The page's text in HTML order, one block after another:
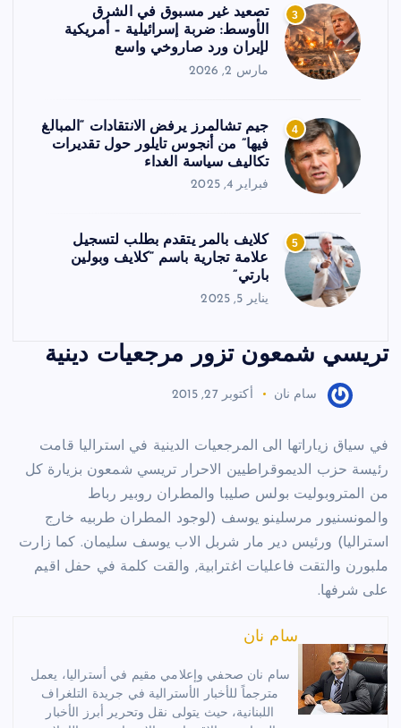
3
تصعيد غير مسبوق في الشرق
الأوسط: ضربة إسرائيلية – أمريكية
لإيران ورد صاروخي واسع
مارس 2, 2026
4
جيم تشالمرز يرفض الانتقادات “المبالغ
فيها” من أنجوس تايلور حول تقديرات
تكاليف سياسة الغداء
فبراير 4, 2025
5
كلايف بالمر يتقدم بطلب لتسجيل
علامة تجارية باسم “كلايف وبولين
بارتي”
يناير 5, 2025
تريسي شمعون تزور مرجعيات دينية
سام نان أكتوبر 27, 2015
في سياق زياراتها الى المرجعيات الدينية في استراليا قامت
رئيسة حزب الديموقراطيين الاحرار تريسي شمعون بزيارة كل
من المتروبوليت بولس صليبا والمطران روبير رباط
والمونسنيور مرسلينو يوسف (لوجود المطران طربيه خارج
استراليا) ورئيس دير مار شربل الاب يوسف سليمان. كما زارت
ملبورن والتقت فاعليات اغترابية, والقت كلمة في حفل اقيم
على شرفها.
سام نان
سام نان صحفي وإعلامي مقيم في أستراليا، يعمل
مترجماً للأخبار الأسترالية في جريدة التلغراف
اللبنانية، حيث يتولى نقل وتحرير أبرز الأخبار